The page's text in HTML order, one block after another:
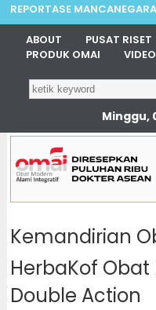
REPORTASE MANCANEGARA
ABOUT PUSAT RISET
PRODUK OMAI
VIDEO
Minggu,
Kemandirian
HerbaKof
Double Action